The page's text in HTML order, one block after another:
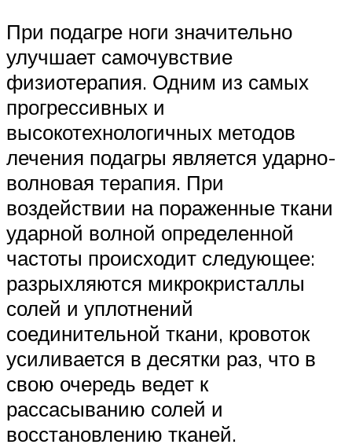
При подагре ноги значительно
улучшает самочувствие
физиотерапия. Одним из самых
прогрессивных и
высокотехнологичных методов
лечения подагры является ударно-
волновая терапия. При
воздействии на пораженные ткани
ударной волной определенной
частоты происходит следующее:
разрыхляются микрокристаллы
солей и уплотнений
соединительной ткани, кровоток
усиливается в десятки раз, что в
свою очередь ведет к
рассасыванию солей и
восстановлению тканей.